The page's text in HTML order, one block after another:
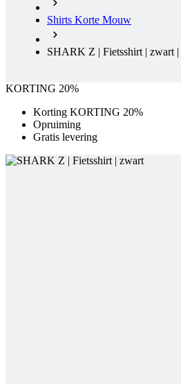
Shirts Korte Mouw
SHARK Z | Fietsshirt | zwart |
KORTING 20%
Korting KORTING 20%
Opruiming
Gratis levering